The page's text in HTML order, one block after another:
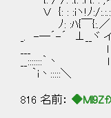
Ｖ {: : :iヽ!ﾉ:/:.:.:/
ﾉ: :ﾊ{￣{:.／
_. -―´-´ ⊥__ヾ
___ ｌ l:::::!
__:::::::｀丶
｀i丶:::::＼
816 名前：